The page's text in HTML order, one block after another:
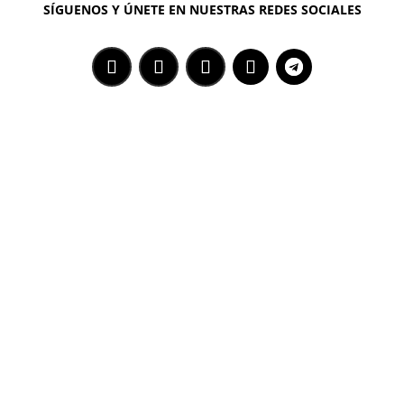
SÍGUENOS Y ÚNETE EN NUESTRAS REDES SOCIALES